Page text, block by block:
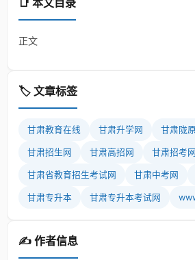
📑 本文目录
正文
🏷️ 文章标签
甘肃教育在线 甘肃升学网 甘肃陇
甘肃招生网 甘肃高招网 甘肃招考网
甘肃省教育招生考试网 甘肃中考网
甘肃专升本 甘肃专升本考试网
✍️ 作者信息